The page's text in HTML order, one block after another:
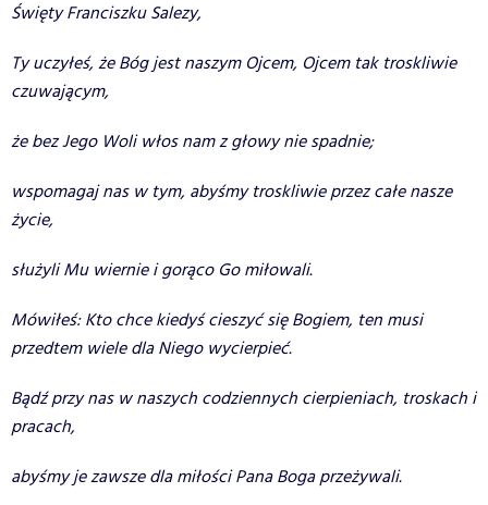
Święty Franciszku Salezy,
Ty uczyłeś, że Bóg jest naszym Ojcem, Ojcem tak troskliwie
czuwającym,
że bez Jego Woli włos nam z głowy nie spadnie;
wspomagaj nas w tym, abyśmy troskliwie przez całe nasze
życie,
służyli Mu wiernie i gorąco Go miłowali.
Mówiłeś: Kto chce kiedyś cieszyć się Bogiem, ten musi
przedtem wiele dla Niego wycierpieć.
Bądź przy nas w naszych codziennych cierpieniach, troskach i
pracach,
abyśmy je zawsze dla miłości Pana Boga przeżywali.